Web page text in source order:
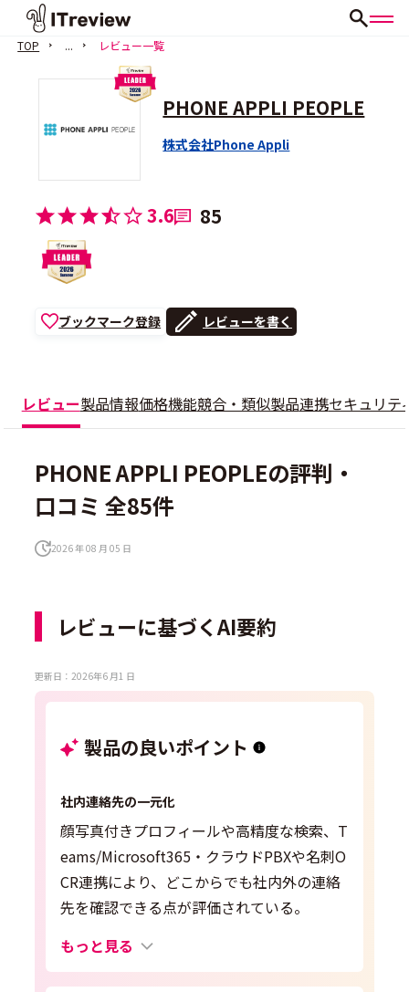
TOP ... レビュー一覧
PHONE APPLI PEOPLE
株式会社Phone Appli
3.6 85
ブックマーク登録 レビューを書く
レビュー製品情報価格機能競合・類似製品連携セキュリテ
PHONE APPLI PEOPLEの評判・
口コミ 全85件
2026 年 08 月 05 日
レビューに基づくAI要約
更新日：2026年6 月1 日
製品の良いポイント
社内連絡先の一元化
顔写真付きプロフィールや高精度な検索、T
eams/Microsoft365・クラウドPBXや名刺O
CR連携により、どこからでも社内外の連絡
先を確認できる点が評価されている。
もっと見る